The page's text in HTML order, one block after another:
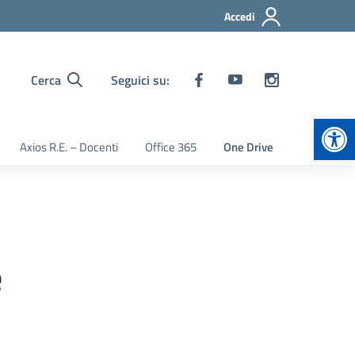
Accedi
Cerca Seguici su:
Axios R.E. – Docenti Office 365 One Drive